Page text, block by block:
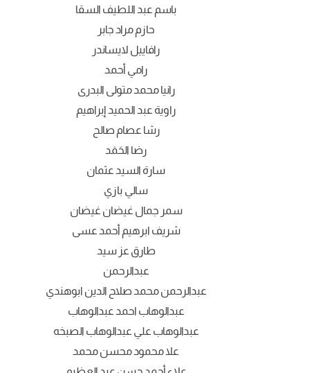
باسم عبد اللطيف السقا
حازم مراد جابر
رافاييل لايساندر
رامي أحمد
رانيا محمد متولى البدرى
راوية عبد الحميد إبراهيم
رشا عصام صالح
رضا الحَمَد
سارة السيد عثمان
سالي بازي
سمر جمال غيضان غيضان
شريف ابرهيم أحمد عسى
طارق عز سيد
عبدالرحمن
عبدالرحمن محمد صلاح الدين ابوهندي
عبدالوهاب احمد عبدالوهاب
عبدالوهاب علي عبدالوهاب الصبخه
علا محمود محسن محمد